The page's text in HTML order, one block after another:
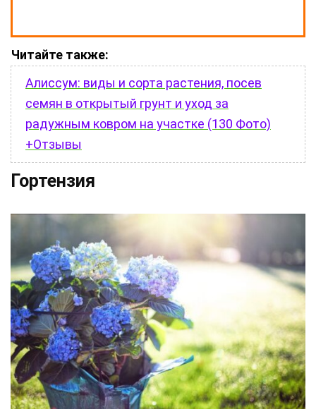
Читайте также:
Алиссум: виды и сорта растения, посев
семян в открытый грунт и уход за
радужным ковром на участке (130 Фото)
+Отзывы
Гортензия